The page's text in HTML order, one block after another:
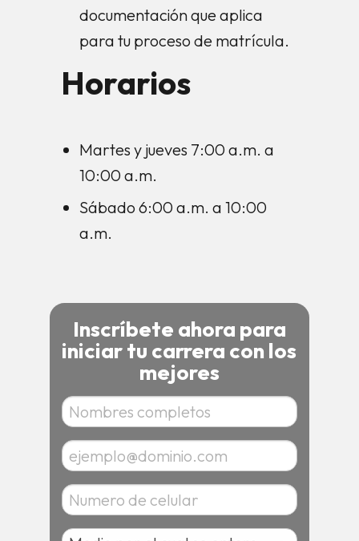
documentación que aplica
para tu proceso de matrícula.
Horarios
Martes y jueves 7:00 a.m. a
10:00 a.m.
Sábado 6:00 a.m. a 10:00
a.m.
Inscríbete ahora para
iniciar tu carrera con los
mejores